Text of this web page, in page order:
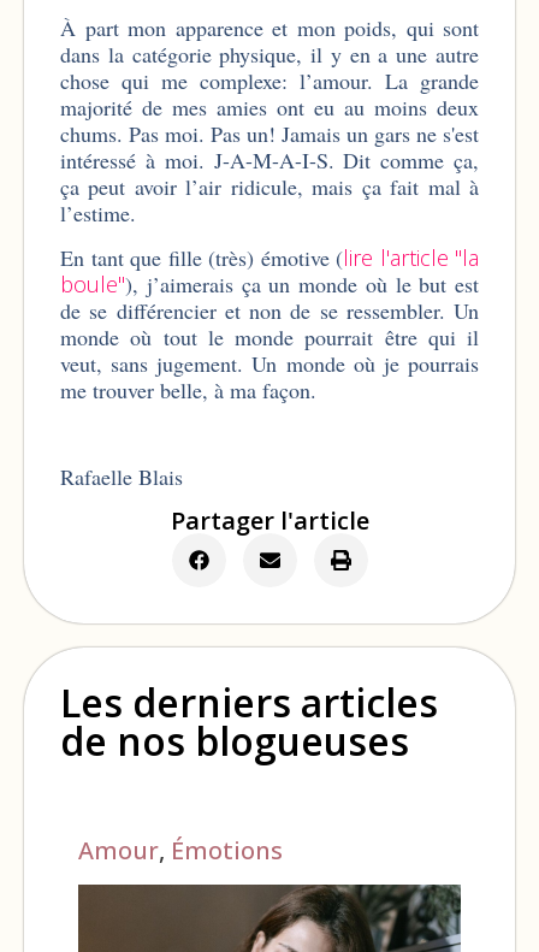
À part mon apparence et mon poids, qui sont
dans la catégorie physique, il y en a une autre
chose qui me complexe: l’amour. La grande
majorité de mes amies ont eu au moins deux
chums. Pas moi. Pas un! Jamais un gars ne s'est
intéressé à moi. J-A-M-A-I-S. Dit comme ça,
ça peut avoir l’air ridicule, mais ça fait mal à
l’estime.
En tant que fille (très) émotive (lire l'article "la
boule"), j’aimerais ça un monde où le but est
de se différencier et non de se ressembler. Un
monde où tout le monde pourrait être qui il
veut, sans jugement. Un monde où je pourrais
me trouver belle, à ma façon.
Rafaelle Blais
Partager l'article
Les derniers articles
de nos blogueuses
Amour, Émotions